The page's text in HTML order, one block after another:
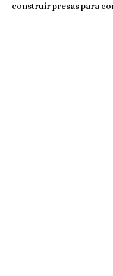
construir presas para